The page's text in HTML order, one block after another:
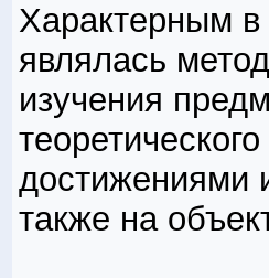
Характерным в
являлась
изучения
достижениями
также на